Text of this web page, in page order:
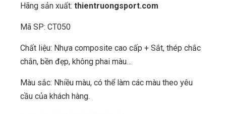
Hãng sản xuất: thientruongsport.com
Mã SP: CT050
Chất liệu: Nhựa composite cao cấp + Sắt, thép chắc
chắn, bền đẹp, không phai màu…
Màu sắc: Nhiều màu, có thể làm các màu theo yêu
cầu của khách hàng.